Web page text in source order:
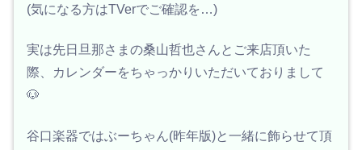
(気になる方はTVerでご確認を…)
実は先日旦那さまの桑山哲也さんとご来店頂いた
際、カレンダーをちゃっかりいただいておりまして
🐶
谷口楽器ではぶーちゃん(昨年版)と一緒に飾らせて頂